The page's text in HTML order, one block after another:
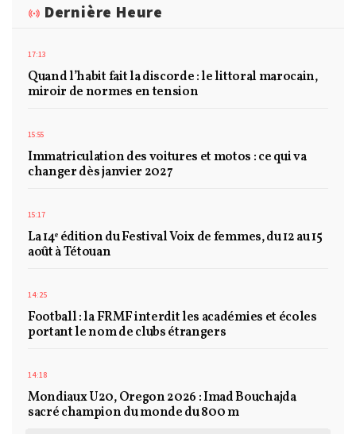
Dernière Heure
17:13
Quand l’habit fait la discorde : le littoral marocain,
miroir de normes en tension
15:55
Immatriculation des voitures et motos : ce qui va
changer dès janvier 2027
15:17
La 14ᵉ édition du Festival Voix de femmes, du 12 au 15
août à Tétouan
14:25
Football : la FRMF interdit les académies et écoles
portant le nom de clubs étrangers
14:18
Mondiaux U20, Oregon 2026 : Imad Bouchajda
sacré champion du monde du 800 m